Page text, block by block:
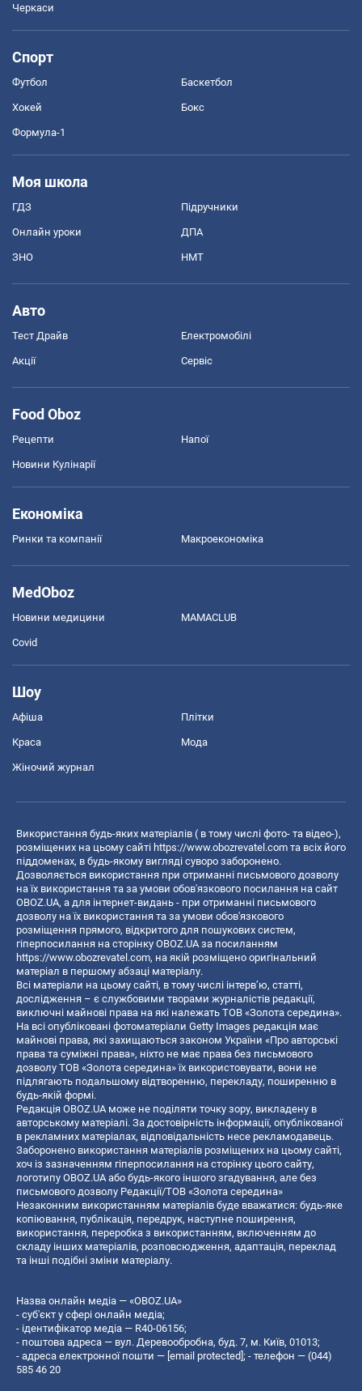
Черкаси
Спорт
Футбол Баскетбол
Хокей Бокс
Формула-1
Моя школа
ГДЗ Підручники
Онлайн уроки ДПА
ЗНО НМТ
Авто
Тест Драйв Електромобілі
Акції Сервіс
Food Oboz
Рецепти Напої
Новини Кулінарії
Економіка
Ринки та компанії Макроекономіка
MedOboz
Новини медицини MAMACLUB
Covid
Шоу
Афіша Плітки
Краса Мода
Жіночий журнал
Використання будь-яких матеріалів ( в тому числі фото- та відео-),
розміщених на цьому сайті https://www.obozrevatel.com та всіх його
піддоменах, в будь-якому вигляді суворо заборонено.
Дозволяється використання при отриманні письмового дозволу
на їх використання та за умови обов'язкового посилання на сайт
OBOZ.UA, а для інтернет-видань - при отриманні письмового
дозволу на їх використання та за умови обов'язкового
розміщення прямого, відкритого для пошукових систем,
гіперпосилання на сторінку OBOZ.UA за посиланням
https://www.obozrevatel.com, на якій розміщено оригінальний
матеріал в першому абзаці матеріалу.
Всі матеріали на цьому сайті, в тому числі інтерв’ю, статті,
дослідження – є службовими творами журналістів редакції,
виключні майнові права на які належать ТОВ «Золота середина».
На всі опубліковані фотоматеріали Getty Images редакція має
майнові права, які захищаються законом України «Про авторські
права та суміжні права», ніхто не має права без письмового
дозволу ТОВ «Золота середина» їх використовувати, вони не
підлягають подальшому відтворенню, перекладу, поширенню в
будь-якій формі.
Редакція OBOZ.UA може не поділяти точку зору, викладену в
авторському матеріалі. За достовірність інформації, опублікованої
в рекламних матеріалах, відповідальність несе рекламодавець.
Заборонено використання матеріалів розміщених на цьому сайті,
хоч із зазначенням гіперпосилання на сторінку цього сайту,
логотипу OBOZ.UA або будь-якого іншого згадування, але без
письмового дозволу Редакції/ТОВ «Золота середина»
Незаконним використанням матеріалів буде вважатися: будь-яке
копiювання, публiкацiя, передрук, наступне поширення,
використання, переробка з використанням, включенням до
складу інших матеріалів, розповсюдження, адаптація, переклад
та інші подібні зміни матеріалу.
Назва онлайн медіа — «OBOZ.UA»
- суб'єкт у сфері онлайн медіа;
- ідентифікатор медіа — R40-06156;
- поштова адреса — вул. Деревообробна, буд. 7, м. Київ, 01013;
- адреса електронної пошти — [email protected] ; - телефон — (044)
585 46 20